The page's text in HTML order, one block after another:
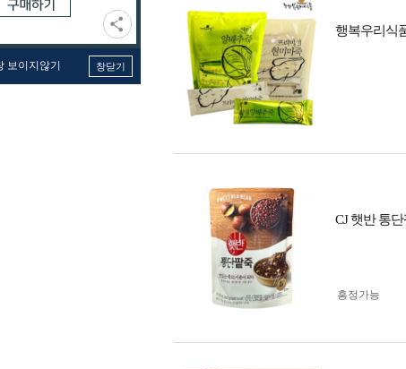
보이지않기 창닫기
행복우리식
CJ 햇반 통
흥정가능